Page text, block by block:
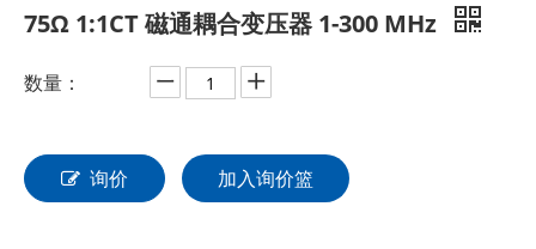
75Ω 1:1CT 磁通耦合变压器 1-300 MHz
数量：
询价 加入询价篮